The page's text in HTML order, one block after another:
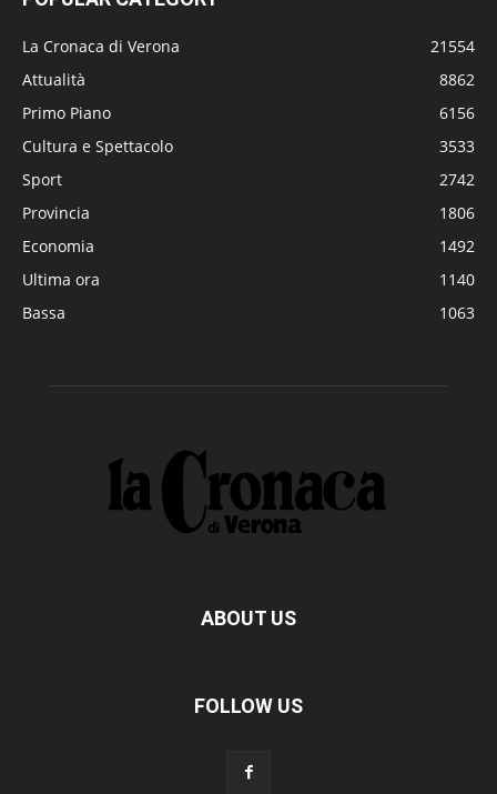
La Cronaca di Verona
21554
Attualità
8862
Primo Piano
6156
Cultura e Spettacolo
3533
Sport
2742
Provincia
1806
Economia
1492
Ultima ora
1140
Bassa
1063
ABOUT US
FOLLOW US